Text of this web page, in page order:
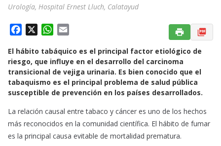
Urología, Hospital Ernest Lluch, Calatayud
c
e
b
o
k
W
a
t
s
A
p
a
i
l
El hábito tabáquico es el principal factor etiológico de
riesgo, que influye en el desarrollo del carcinoma
transicional de vejiga urinaria. Es bien conocido que el
tabaquismo es el principal problema de salud pública
susceptible de prevención en los países desarrollados.
La relación causal entre tabaco y cáncer es uno de los hechos
más reconocidos en la comunidad científica. El hábito de fumar
es la principal causa evitable de mortalidad prematura.